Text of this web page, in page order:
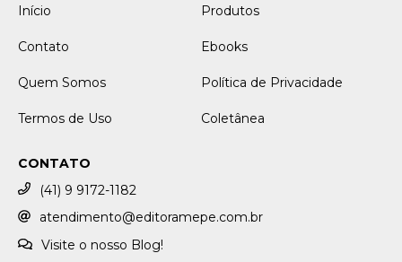
Início
Produtos
Contato Ebooks
Quem Somos Política de Privacidade
Termos de Uso Coletânea
CONTATO
(41) 9 9172-1182
atendimento@editoramepe.com.br
Visite o nosso Blog!